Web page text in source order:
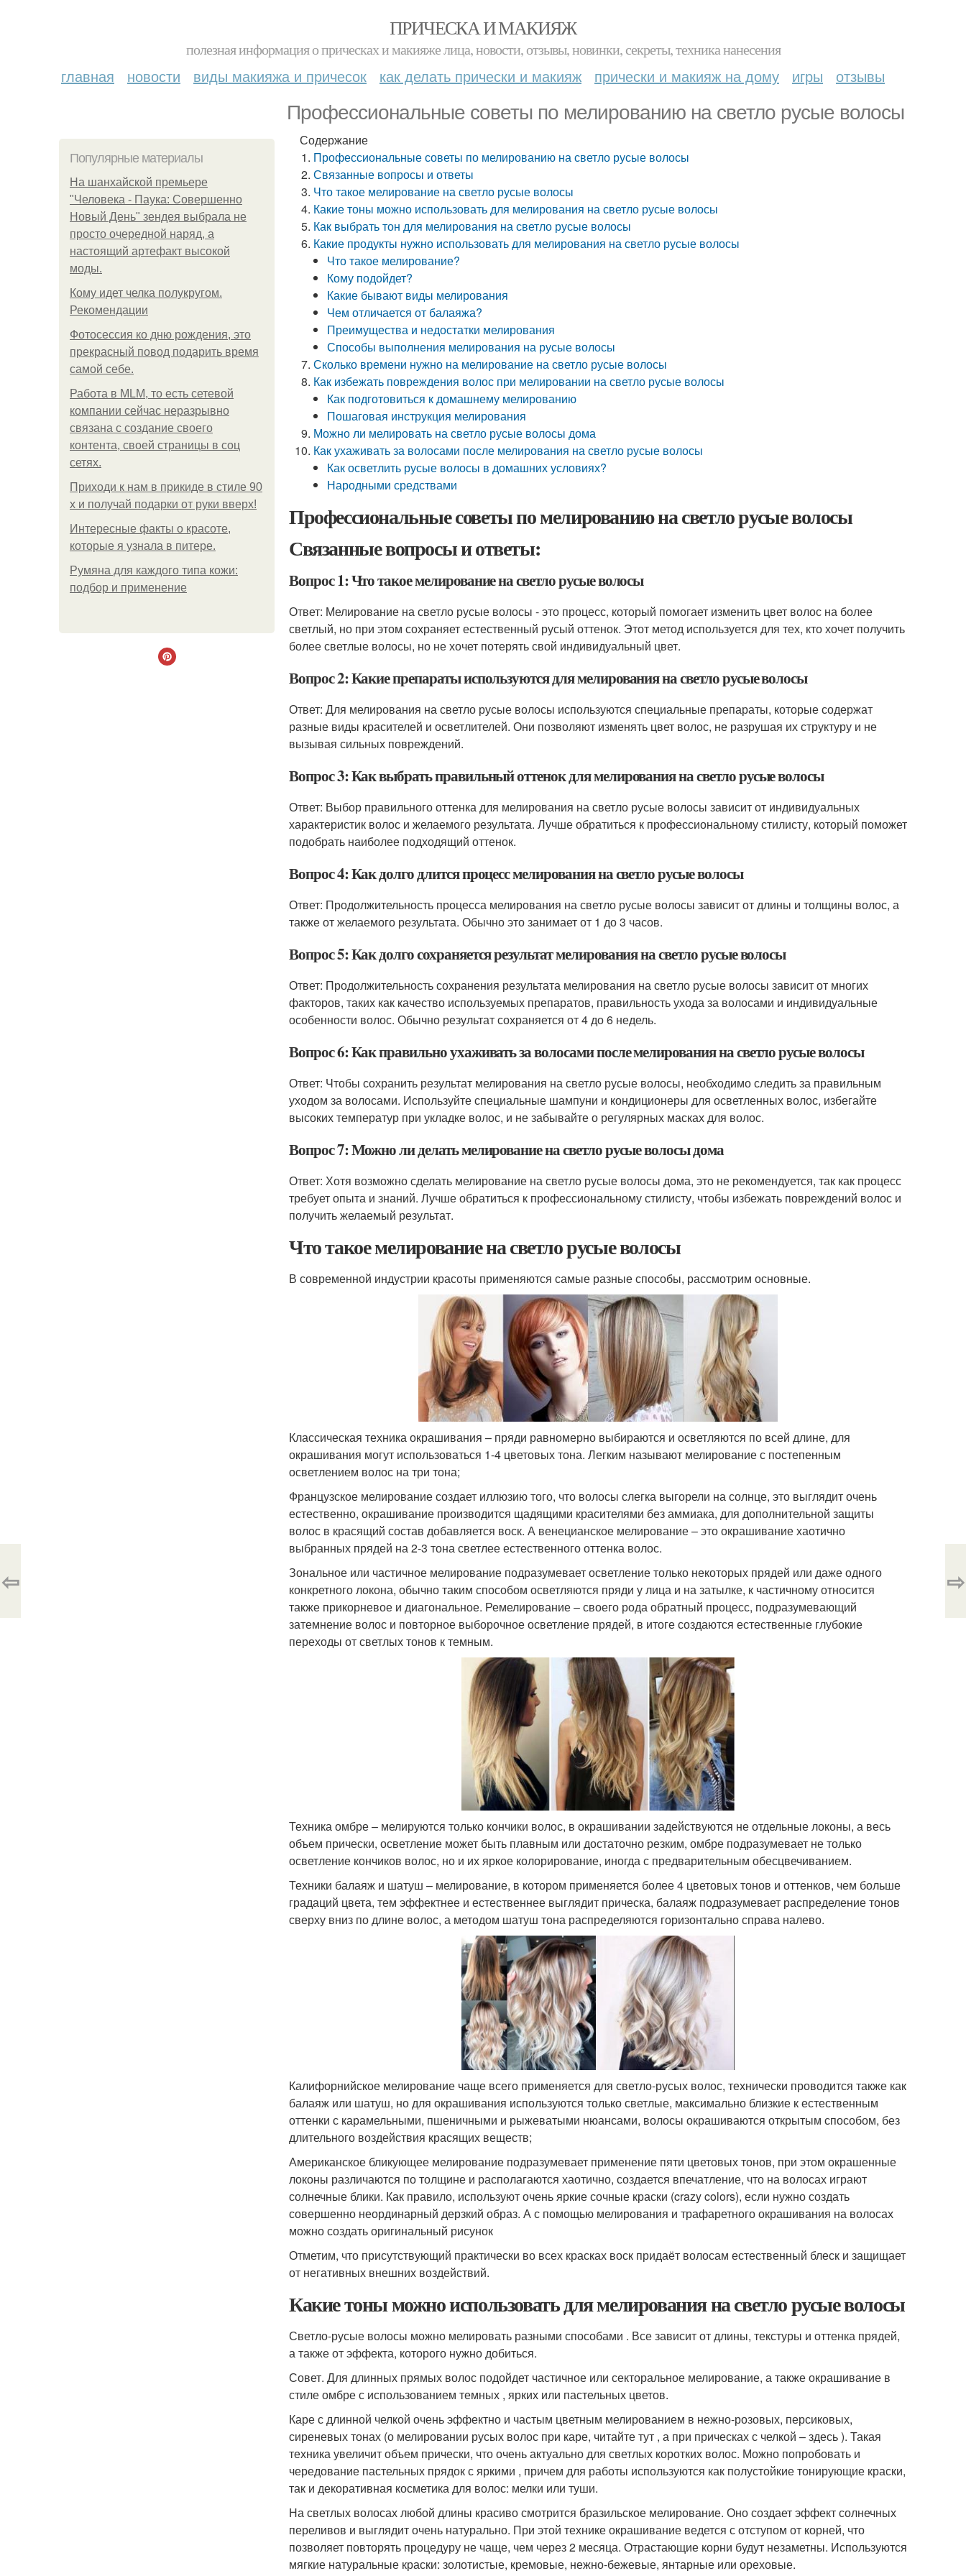
ПРИЧЕСКА И МАКИЯЖ
полезная информация о прическах и макияже лица, новости, отзывы, новинки, секреты, техника нанесения
главная новости виды макияжа и причесок как делать прически и макияж прически и макияж на дому игры отзывы
Профессиональные советы по мелированию на светло русые волосы
Популярные материалы
На шанхайской премьере
"Человека - Паука: Совершенно
Новый День" зендея выбрала не
просто очередной наряд, а
настоящий артефакт высокой
моды.
Кому идет челка полукругом.
Рекомендации
Фотосессия ко дню рождения, это
прекрасный повод подарить время
самой себе.
Работа в MLM, то есть сетевой
компании сейчас неразрывно
связана с создание своего
контента, своей страницы в соц
сетях.
Приходи к нам в прикиде в стиле 90
х и получай подарки от руки вверх!
Интересные факты о красоте,
которые я узнала в питере.
Румяна для каждого типа кожи:
подбор и применение
Содержание
Профессиональные советы по мелированию на светло русые волосы
Связанные вопросы и ответы
Что такое мелирование на светло русые волосы
Какие тоны можно использовать для мелирования на светло русые волосы
Как выбрать тон для мелирования на светло русые волосы
Какие продукты нужно использовать для мелирования на светло русые волосы
Что такое мелирование?
Кому подойдет?
Какие бывают виды мелирования
Чем отличается от балаяжа?
Преимущества и недостатки мелирования
Способы выполнения мелирования на русые волосы
Сколько времени нужно на мелирование на светло русые волосы
Как избежать повреждения волос при мелировании на светло русые волосы
Как подготовиться к домашнему мелированию
Пошаговая инструкция мелирования
Можно ли мелировать на светло русые волосы дома
Как ухаживать за волосами после мелирования на светло русые волосы
Как осветлить русые волосы в домашних условиях?
Народными средствами
Профессиональные советы по мелированию на светло русые волосы
Связанные вопросы и ответы:
Вопрос 1: Что такое мелирование на светло русые волосы
Ответ: Мелирование на светло русые волосы - это процесс, который помогает изменить цвет волос на более
светлый, но при этом сохраняет естественный русый оттенок. Этот метод используется для тех, кто хочет получить
более светлые волосы, но не хочет потерять свой индивидуальный цвет.
Вопрос 2: Какие препараты используются для мелирования на светло русые волосы
Ответ: Для мелирования на светло русые волосы используются специальные препараты, которые содержат
разные виды красителей и осветлителей. Они позволяют изменять цвет волос, не разрушая их структуру и не
вызывая сильных повреждений.
Вопрос 3: Как выбрать правильный оттенок для мелирования на светло русые волосы
Ответ: Выбор правильного оттенка для мелирования на светло русые волосы зависит от индивидуальных
характеристик волос и желаемого результата. Лучше обратиться к профессиональному стилисту, который поможет
подобрать наиболее подходящий оттенок.
Вопрос 4: Как долго длится процесс мелирования на светло русые волосы
Ответ: Продолжительность процесса мелирования на светло русые волосы зависит от длины и толщины волос, а
также от желаемого результата. Обычно это занимает от 1 до 3 часов.
Вопрос 5: Как долго сохраняется результат мелирования на светло русые волосы
Ответ: Продолжительность сохранения результата мелирования на светло русые волосы зависит от многих
факторов, таких как качество используемых препаратов, правильность ухода за волосами и индивидуальные
особенности волос. Обычно результат сохраняется от 4 до 6 недель.
Вопрос 6: Как правильно ухаживать за волосами после мелирования на светло русые волосы
Ответ: Чтобы сохранить результат мелирования на светло русые волосы, необходимо следить за правильным
уходом за волосами. Используйте специальные шампуни и кондиционеры для осветленных волос, избегайте
высоких температур при укладке волос, и не забывайте о регулярных масках для волос.
Вопрос 7: Можно ли делать мелирование на светло русые волосы дома
Ответ: Хотя возможно сделать мелирование на светло русые волосы дома, это не рекомендуется, так как процесс
требует опыта и знаний. Лучше обратиться к профессиональному стилисту, чтобы избежать повреждений волос и
получить желаемый результат.
Что такое мелирование на светло русые волосы
В современной индустрии красоты применяются самые разные способы, рассмотрим основные.
Классическая техника окрашивания – пряди равномерно выбираются и осветляются по всей длине, для
окрашивания могут использоваться 1-4 цветовых тона. Легким называют мелирование с постепенным
осветлением волос на три тона;
Французское мелирование создает иллюзию того, что волосы слегка выгорели на солнце, это выглядит очень
естественно, окрашивание производится щадящими красителями без аммиака, для дополнительной защиты
волос в красящий состав добавляется воск. А венецианское мелирование – это окрашивание хаотично
выбранных прядей на 2-3 тона светлее естественного оттенка волос.
Зональное или частичное мелирование подразумевает осветление только некоторых прядей или даже одного
конкретного локона, обычно таким способом осветляются пряди у лица и на затылке, к частичному относится
также прикорневое и диагональное. Ремелирование – своего рода обратный процесс, подразумевающий
затемнение волос и повторное выборочное осветление прядей, в итоге создаются естественные глубокие
переходы от светлых тонов к темным.
Техника омбре – мелируются только кончики волос, в окрашивании задействуются не отдельные локоны, а весь
объем прически, осветление может быть плавным или достаточно резким, омбре подразумевает не только
осветление кончиков волос, но и их яркое колорирование, иногда с предварительным обесцвечиванием.
Техники балаяж и шатуш – мелирование, в котором применяется более 4 цветовых тонов и оттенков, чем больше
градаций цвета, тем эффектнее и естественнее выглядит прическа, балаяж подразумевает распределение тонов
сверху вниз по длине волос, а методом шатуш тона распределяются горизонтально справа налево.
Калифорнийское мелирование чаще всего применяется для светло-русых волос, технически проводится также как
балаяж или шатуш, но для окрашивания используются только светлые, максимально близкие к естественным
оттенки с карамельными, пшеничными и рыжеватыми нюансами, волосы окрашиваются открытым способом, без
длительного воздействия красящих веществ;
Американское бликующее мелирование подразумевает применение пяти цветовых тонов, при этом окрашенные
локоны различаются по толщине и располагаются хаотично, создается впечатление, что на волосах играют
солнечные блики. Как правило, используют очень яркие сочные краски (crazy colors), если нужно создать
совершенно неординарный дерзкий образ. А с помощью мелирования и трафаретного окрашивания на волосах
можно создать оригинальный рисунок
Отметим, что присутствующий практически во всех красках воск придаёт волосам естественный блеск и защищает
от негативных внешних воздействий.
Какие тоны можно использовать для мелирования на светло русые волосы
Светло-русые волосы можно мелировать разными способами . Все зависит от длины, текстуры и оттенка прядей,
а также от эффекта, которого нужно добиться.
Совет. Для длинных прямых волос подойдет частичное или секторальное мелирование, а также окрашивание в
стиле омбре с использованием темных , ярких или пастельных цветов.
Каре с длинной челкой очень эффектно и частым цветным мелированием в нежно-розовых, персиковых,
сиреневых тонах (о мелировании русых волос при каре, читайте тут , а при прическах с челкой – здесь ). Такая
техника увеличит объем прически, что очень актуально для светлых коротких волос. Можно попробовать и
чередование пастельных прядок с яркими , причем для работы используются как полустойкие тонирующие краски,
так и декоративная косметика для волос: мелки или туши.
На светлых волосах любой длины красиво смотрится бразильское мелирование. Оно создает эффект солнечных
переливов и выглядит очень натурально. При этой технике окрашивание ведется с отступом от корней, что
позволяет повторять процедуру не чаще, чем через 2 месяца. Отрастающие корни будут незаметны. Используются
мягкие натуральные краски: золотистые, кремовые, нежно-бежевые, янтарные или ореховые.
⇦ ⇨